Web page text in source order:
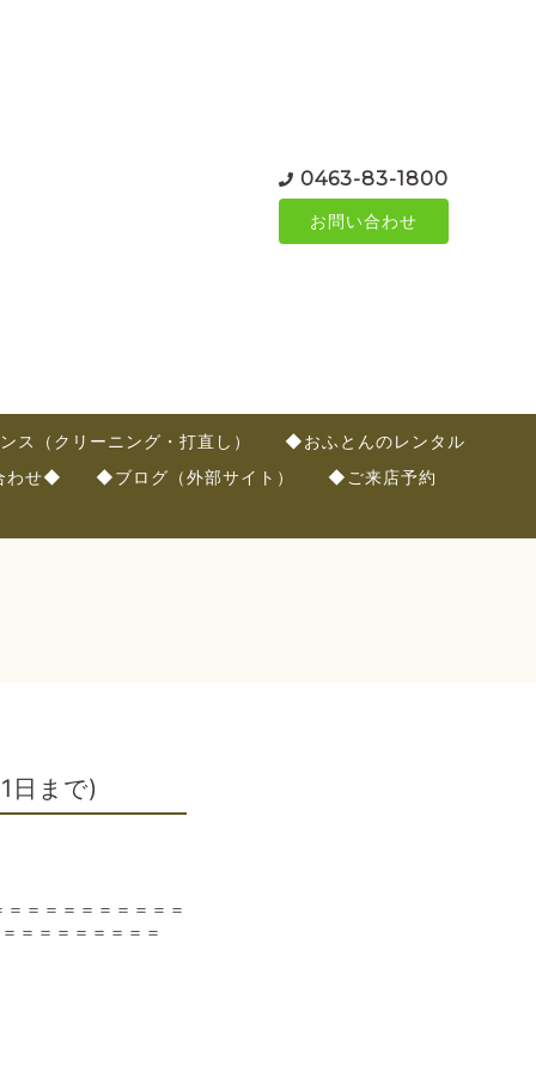
0463-83-1800
お問い合わせ
ス（クリーニング・打直し）
◆おふとんのレンタル
わせ◆ ◆ブログ（外部サイト）
◆ご来店予約
日まで)
＝＝＝＝＝＝＝＝＝
＝＝＝＝＝＝＝＝